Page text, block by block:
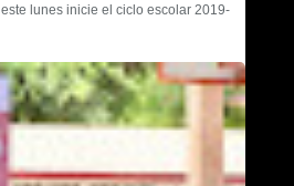
lunes inicie el ciclo escolar 2019-